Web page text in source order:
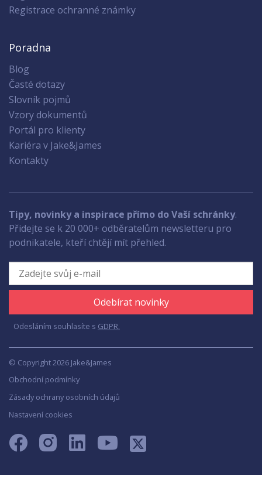
Registrace ochranné známky
Poradna
Blog
Časté dotazy
Slovník pojmů
Vzory dokumentů
Portál pro klienty
Kariéra v Jake&James
Kontakty
Tipy, novinky a inspirace přímo do Vaší schránky.
Přidejte se k 20 000+ odběratelům newsletteru pro
podnikatele, kteří chtějí mít přehled.
Odebírat novinky
Odesláním souhlasíte s GDPR.
© Copyright 2026 Jake&James
Obchodní podmínky
Zásady ochrany osobních údajů
Nastavení cookies